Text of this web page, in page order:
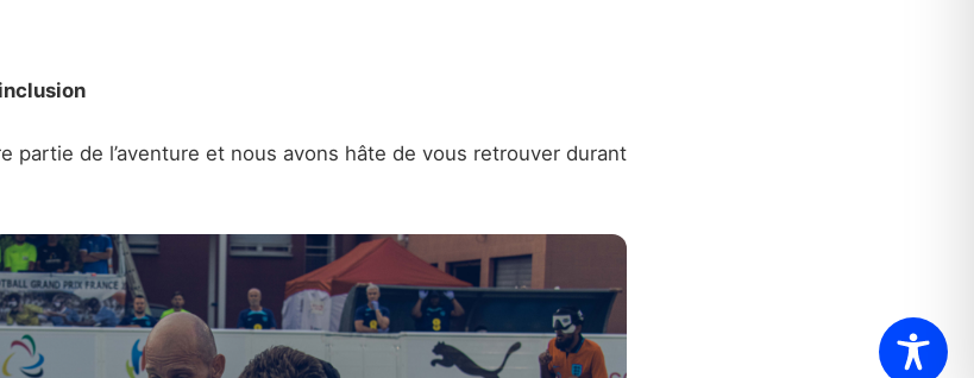
partie de l’aventure et nous avons hâte de vous retrouver durant